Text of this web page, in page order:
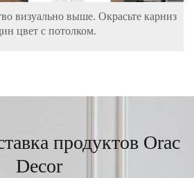
визуально выше. Окрасьте карниз
цвет с потолком.
продуктов Orac
Decor